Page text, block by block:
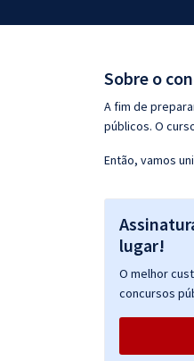
Conteúdo gratuito
Sobre o
A fim de
públicos. O
Então, vamos
lugar!
O melhor
concursos